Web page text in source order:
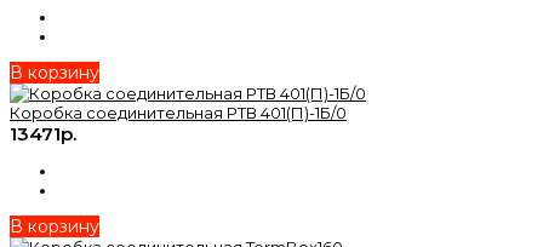
В корзину
Коробка соединительная РТВ 401(П)-1Б/0
13471р.
В корзину